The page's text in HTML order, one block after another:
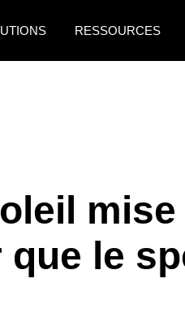
RESSOURCES
México (Español)
Brasil (Português)
que le